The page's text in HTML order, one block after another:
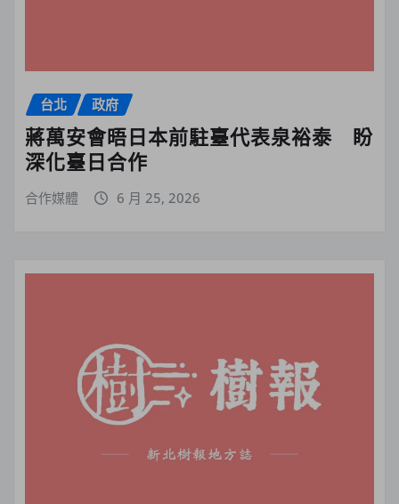
台北 政府
蔣萬安會晤日本前駐臺代表泉裕泰 盼
深化臺日合作
合作媒體 6 月 25, 2026